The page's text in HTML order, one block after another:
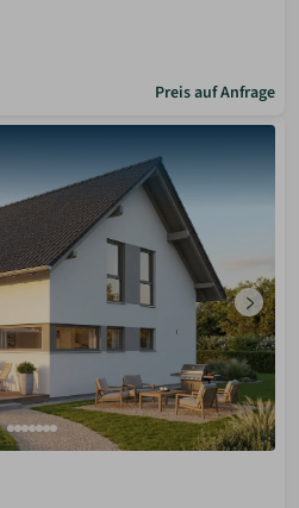
Preis auf Anfrage